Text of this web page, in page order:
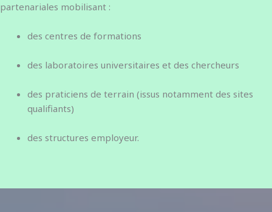
partenariales mobilisant :
des centres de formations
des laboratoires universitaires et des chercheurs
des praticiens de terrain (issus notamment des sites
qualifiants)
des structures employeur.